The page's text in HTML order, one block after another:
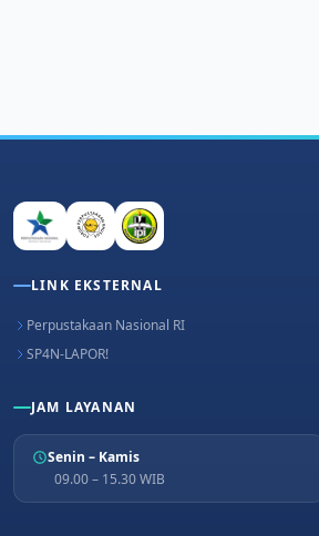
LINK EKSTERNAL
Perpustakaan Nasional RI
SP4N-LAPOR!
JAM LAYANAN
Senin – Kamis
09.00 – 15.30 WIB